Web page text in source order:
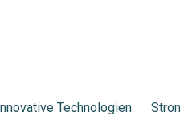
Technologien